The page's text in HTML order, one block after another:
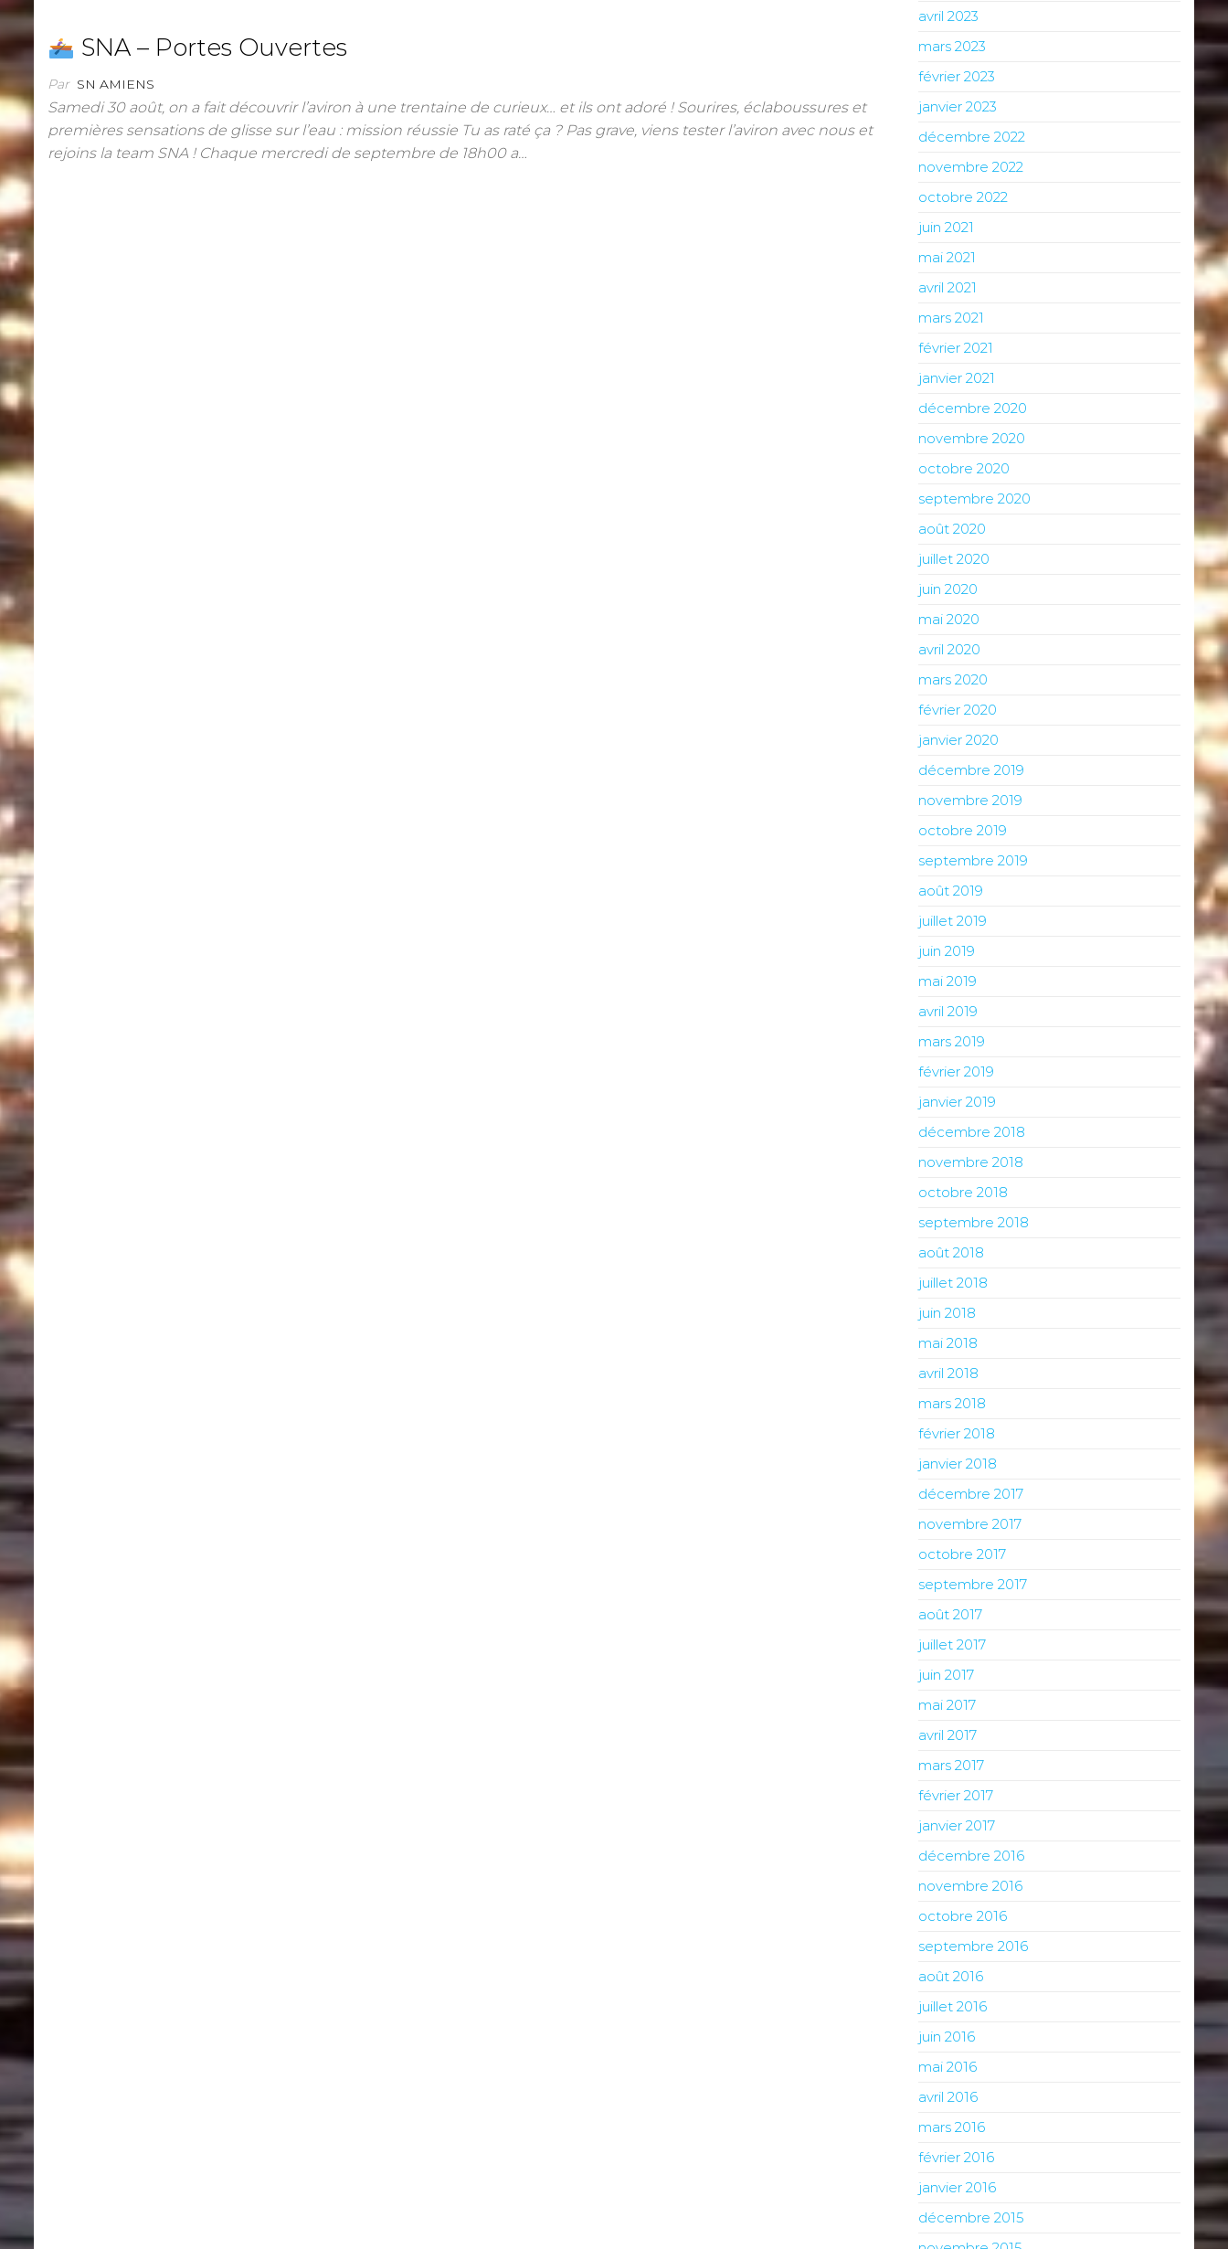
SNA – Portes Ouvertes
Par SN AMIENS
Samedi 30 août, on a fait découvrir l’aviron à une trentaine de curieux… et ils ont adoré ! Sourires, éclaboussures et
premières sensations de glisse sur l’eau : mission réussie Tu as raté ça ? Pas grave, viens tester l’aviron avec nous et
rejoins la team SNA ! Chaque mercredi de septembre de 18h00 a…
avril 2023
mars 2023
février 2023
janvier 2023
décembre 2022
novembre 2022
octobre 2022
juin 2021
mai 2021
avril 2021
mars 2021
février 2021
janvier 2021
décembre 2020
novembre 2020
octobre 2020
septembre 2020
août 2020
juillet 2020
juin 2020
mai 2020
avril 2020
mars 2020
février 2020
janvier 2020
décembre 2019
novembre 2019
octobre 2019
septembre 2019
août 2019
juillet 2019
juin 2019
mai 2019
avril 2019
mars 2019
février 2019
janvier 2019
décembre 2018
novembre 2018
octobre 2018
septembre 2018
août 2018
juillet 2018
juin 2018
mai 2018
avril 2018
mars 2018
février 2018
janvier 2018
décembre 2017
novembre 2017
octobre 2017
septembre 2017
août 2017
juillet 2017
juin 2017
mai 2017
avril 2017
mars 2017
février 2017
janvier 2017
décembre 2016
novembre 2016
octobre 2016
septembre 2016
août 2016
juillet 2016
juin 2016
mai 2016
avril 2016
mars 2016
février 2016
janvier 2016
décembre 2015